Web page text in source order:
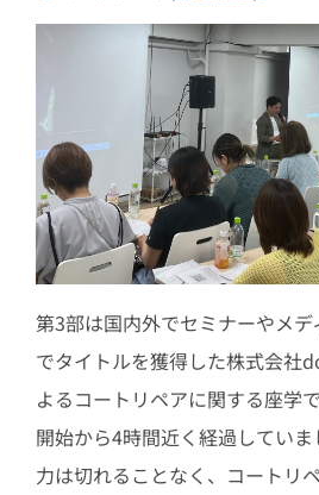
第3部は国内外でセミナーやメ
でタイトルを獲得した株式会社
よるコートリペアに関する座学
開始から4時間近く経過してい
力は切れることなく、コートリ